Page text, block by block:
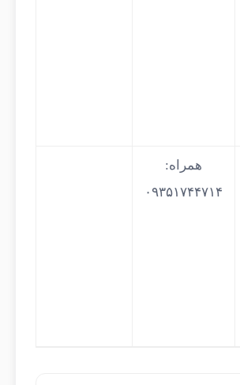
همراه:
۰۹۳۵۱۷۴۴۷۱۴